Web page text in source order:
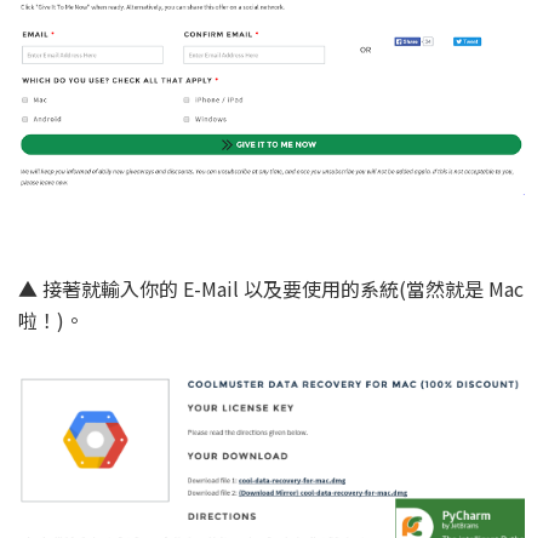
▲ 接著就輸入你的 E-Mail 以及要使用的系統(當然就是 Mac
啦！)。